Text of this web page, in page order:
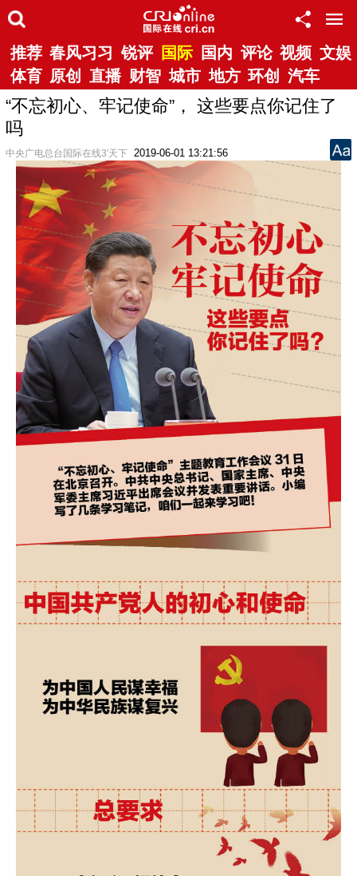
推荐 春风习习 锐评 国际 国内 评论 视频 文娱
体育 原创 直播 财智 城市 地方 环创 汽车
“不忘初心、牢记使命”， 这些要点你记住了
吗
中央广电总台国际在线3′天下 2019-06-01 13:21:56